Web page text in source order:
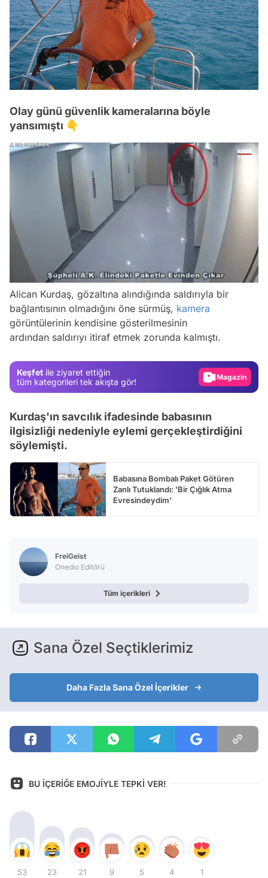
Olay günü güvenlik kameralarına böyle
yansımıştı 👇
Alican Kurdaş, gözaltına alındığında saldırıyla bir
bağlantısının olmadığını öne sürmüş, kamera
görüntülerinin kendisine gösterilmesinin
ardından saldırıyı itiraf etmek zorunda kalmıştı.
Keşfet ile ziyaret ettiğin
tüm kategorileri tek akışta gör!
Magazin
Video
Kurdaş'ın savcılık ifadesinde babasının
ilgisizliği nedeniyle eylemi gerçekleştirdiğini
söylemişti.
Babasına Bombalı Paket Götüren
Zanlı Tutuklandı: 'Bir Çığlık Atma
Evresindeydim'
FreiGeist
Onedio Editörü
Tüm içerikleri
Sana Özel Seçtiklerimiz
Daha Fazla Sana Özel İçerikler
BU İÇERİĞE EMOJİYLE TEPKİ VER!
53 23 21 9 5 4 1